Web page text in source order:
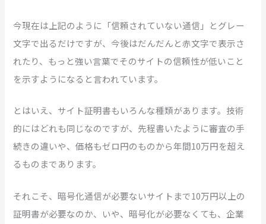
今現在は上記のように「信頼されていない通信」とグレー
文字で出るだけですが、今後はだんだんと赤文字で表示さ
れたり、もっと強い言葉でそのサイトの信頼性が低いこと
を示すようになると言われています。
とはいえ、サイト証明書もいろんな種類があります。技術
的にはどれも同じなのですが、先程書いたように審査の手
続きの違いや、価格もゼロ円のものから年間10万円を超え
るものまであります。
それこそ、暗号化通信が必要ないサイトまで10万円以上の
証明書が必要なのか、いや、暗号化が必要なくても、企業